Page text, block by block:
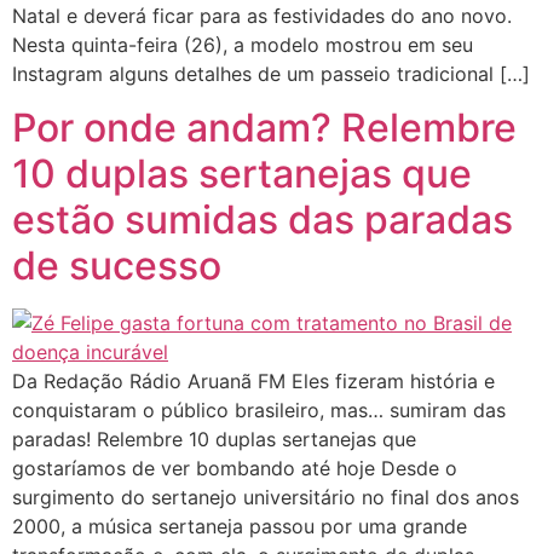
Natal e deverá ficar para as festividades do ano novo.
Nesta quinta-feira (26), a modelo mostrou em seu
Instagram alguns detalhes de um passeio tradicional […]
Por onde andam? Relembre
10 duplas sertanejas que
estão sumidas das paradas
de sucesso
Da Redação Rádio Aruanã FM Eles fizeram história e
conquistaram o público brasileiro, mas… sumiram das
paradas! Relembre 10 duplas sertanejas que
gostaríamos de ver bombando até hoje Desde o
surgimento do sertanejo universitário no final dos anos
2000, a música sertaneja passou por uma grande